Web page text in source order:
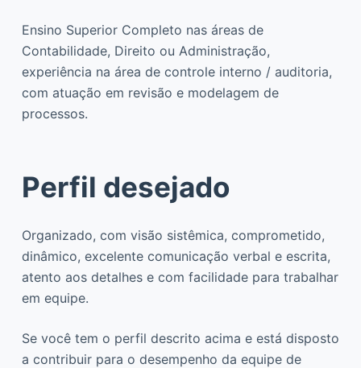
Ensino Superior Completo nas áreas de
Contabilidade, Direito ou Administração,
experiência na área de controle interno / auditoria,
com atuação em revisão e modelagem de
processos.
Perfil desejado
Organizado, com visão sistêmica, comprometido,
dinâmico, excelente comunicação verbal e escrita,
atento aos detalhes e com facilidade para trabalhar
em equipe.
Se você tem o perfil descrito acima e está disposto
a contribuir para o desempenho da equipe de